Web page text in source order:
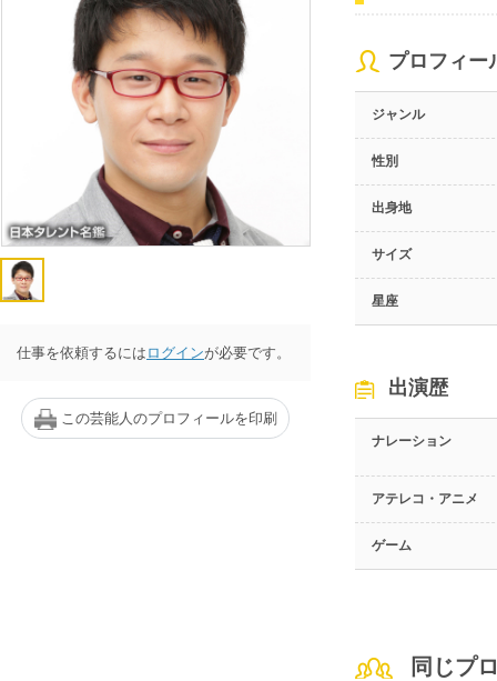
仕事を依頼するには ログインが必要です。
この芸能人のプロフィールを印刷
プロフィー
ジャンル
性別
出身地
サイズ
星座
出演歴
ナレーション
アテレコ・アニメ
ゲーム
同じプ